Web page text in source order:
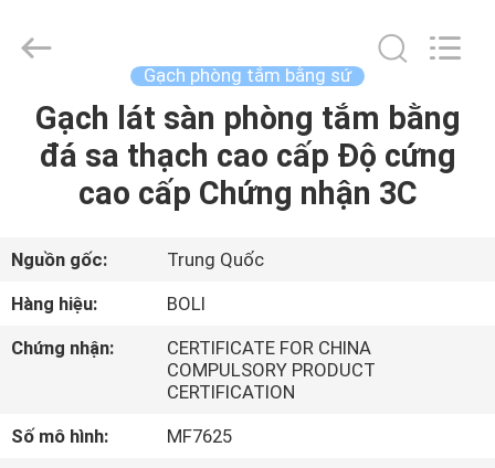
NHÀ
VIDEO
VỀ
TÔI
CERAMICS
Reserved.
Gạch phòng tắm bằng sứ
Gạch lát sàn phòng tắm bằng
đá sa thạch cao cấp Độ cứng
cao cấp Chứng nhận 3C
Nguồn gốc:
Trung Quốc
Hàng hiệu:
BOLI
Chứng nhận:
CERTIFICATE FOR CHINA
COMPULSORY PRODUCT
CERTIFICATION
Số mô hình:
MF7625